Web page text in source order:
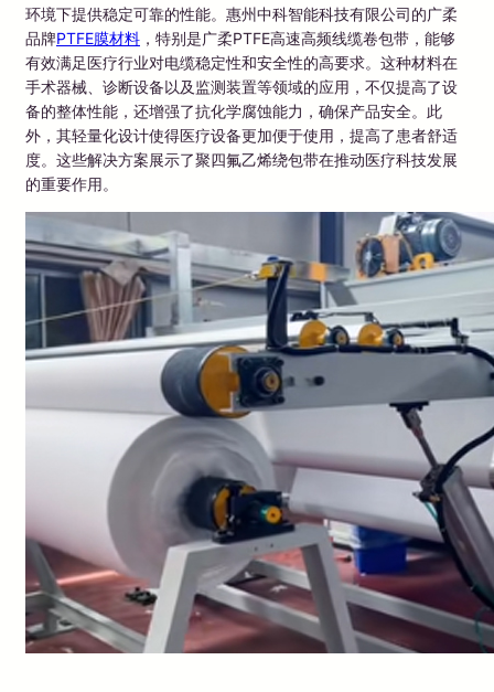
环境下提供稳定可靠的性能。惠州中科智能科技有限公司的广柔
品牌PTFE膜材料 ，特别是广柔PTFE高速高频线缆卷包带，能够
有效满足医疗行业对电缆稳定性和安全性的高要求。这种材料在
手术器械、诊断设备以及监测装置等领域的应用，不仅提高了设
备的整体性能，还增强了抗化学腐蚀能力，确保产品安全。此
外，其轻量化设计使得医疗设备更加便于使用，提高了患者舒适
度。这些解决方案展示了聚四氟乙烯绕包带在推动医疗科技发展
的重要作用。